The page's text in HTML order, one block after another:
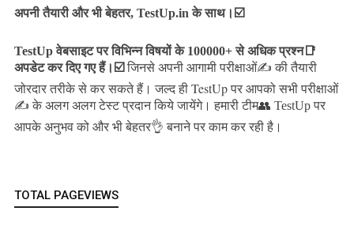
अपनी तैयारी और भी बेहतर, TestUp.in के साथ।☑️
TestUp वेबसाइट पर विभिन्न विषयों के 100000+ से अधिक प्रश्न📑
अपडेट कर दिए गए हैं। ☑️ जिनसे अपनी आगामी परीक्षाओं✍️ की तैयारी
जोरदार तरीके से कर सकते हैं।जल्द ही TestUp पर आपको सभी परीक्षाओं
✍️ के अलग अलग टेस्ट प्रदान किये जायेंगे। हमारी टीम👥 TestUp पर
आपके अनुभव को और भी बेहतर👌 बनाने पर काम कर रही है।
TOTAL PAGEVIEWS